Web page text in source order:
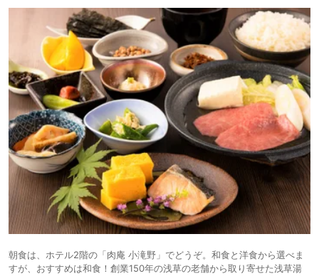
朝食は、ホテル2階の「肉庵 小滝野」でどうぞ。和食と洋食から選べま
すが、おすすめは和食！創業150年の浅草の老舗から取り寄せた浅草湯